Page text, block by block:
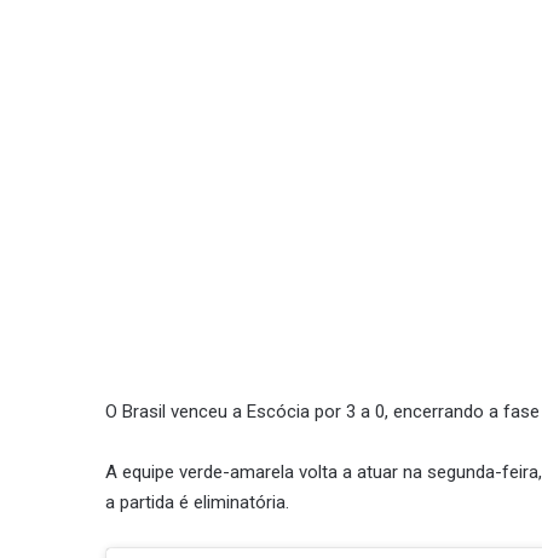
O Brasil venceu a Escócia por 3 a 0, encerrando a
A equipe verde-amarela volta a atuar na segunda-
a partida é eliminatória.